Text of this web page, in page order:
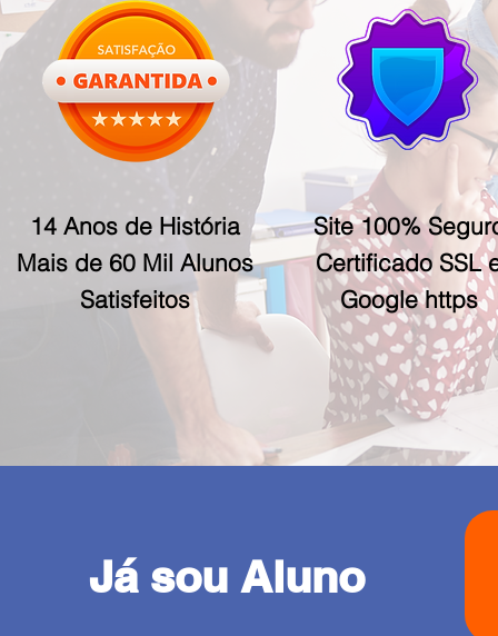
14 Anos de História
Mais de 60 Mil Alunos
Satisfeitos
Site 100%
Certificado SSL
Google https
Já sou Aluno